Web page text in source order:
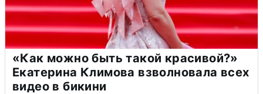
«Как можно быть такой красивой?»
Екатерина Климова взволновала всех
видео в бикини